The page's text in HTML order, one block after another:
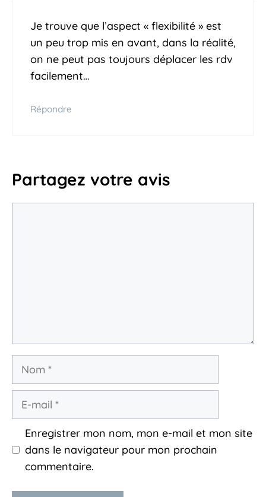
Je trouve que l’aspect « flexibilité » est
un peu trop mis en avant, dans la réalité,
on ne peut pas toujours déplacer les rdv
facilement…
Répondre
Partagez votre avis
Nom
Enregistrer mon nom, mon e-mail et mon site
dans le navigateur pour mon prochain
commentaire.